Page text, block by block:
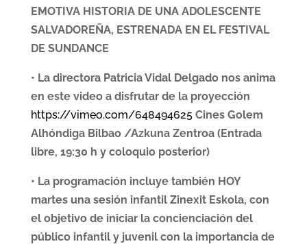
EMOTIVA HISTORIA DE UNA ADOLESCENTE
SALVADOREÑA, ESTRENADA EN EL FESTIVAL
DE SUNDANCE
• La directora Patricia Vidal Delgado nos anima
en este video a disfrutar de la proyección
https://vimeo.com/648494625Cines Golem
Alhóndiga Bilbao /Azkuna Zentroa (Entrada
libre, 19:30 h y coloquio posterior)
• La programación incluye también HOY
martes una sesión infantil Zinexit Eskola, con
el objetivo de iniciar la concienciación del
público infantil y juvenil con la importancia de